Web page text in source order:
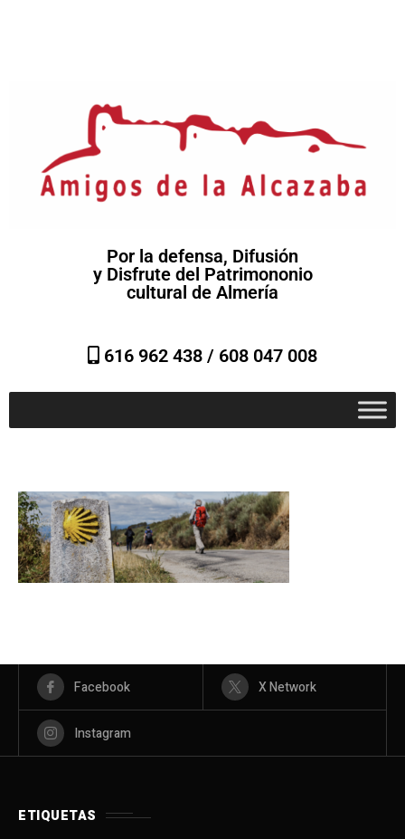
Por la defensa, Difusión
y Disfrute del Patrimononio
cultural de Almería
616 962 438 / 608 047 008
Facebook X Network
Instagram
ETIQUETAS